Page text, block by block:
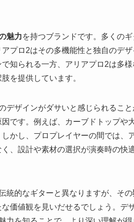
魅力を持つブランドです。多くの
プロ2はその多機能性と独自のデ
知られる一方、アリアプロ2は多
を提供しています。
デザインがダサいと感じられるこ
因です。例えば、カーブドトップや
かし、プロプレイヤーの間では、
、設計や素材の選択が演奏時の快
統的なギターと異なりますが、その
価値観を見いだせるでしょう。デ